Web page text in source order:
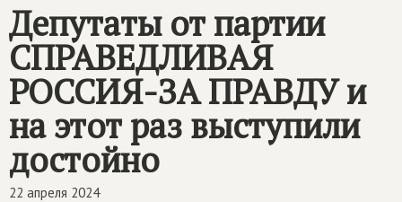
Депутаты от партии
СПРАВЕДЛИВАЯ
РОССИЯ-ЗА ПРАВДУ и
на этот раз выступили
достойно
22 апреля 2024